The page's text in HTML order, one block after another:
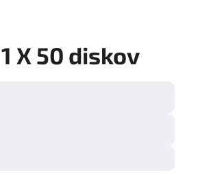
X 50 diskov